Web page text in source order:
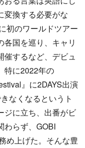
変換する必要がな
初のワールドツアー
国を巡り、キャリ
催するなど、デビュ
特に2022年の
』に2DAYS出演
なくなるというト
ジに立ち、出番がビ
わらず、GOBI
め上げた。そんな豊